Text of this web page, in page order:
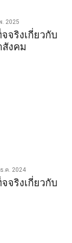
. 2025
จริงเกี่ยวกับ
งคม
.ค. 2024
จริงเกี่ยวกับ